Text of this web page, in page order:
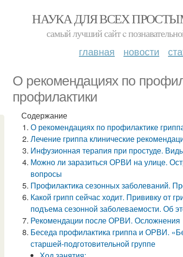
НАУКА ДЛЯ ВСЕХ
самый лучший сайт c
главная новости
О рекомендациях по
профилактики
Содержание
О рекомендациях по профилактике
Лечение гриппа клинические
Инфузионная терапия при простуде.
Можно ли заразиться ОРВИ на улице.
вопросы
Профилактика сезонных заболеваний.
Какой грипп сейчас ходит. Прививку от
подъема сезонной заболеваемости. Об
Рекомендации после ОРВИ. Осложнения
Беседа профилактика гриппа и ОРВИ.
старшей-подготовительной группе